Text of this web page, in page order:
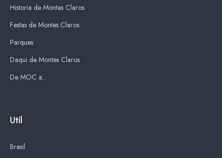
Historia de Montes Claros
Festas de Montes Claros
Parques
Daqui de Montes Claros
De MOC a...
Util
Brasil